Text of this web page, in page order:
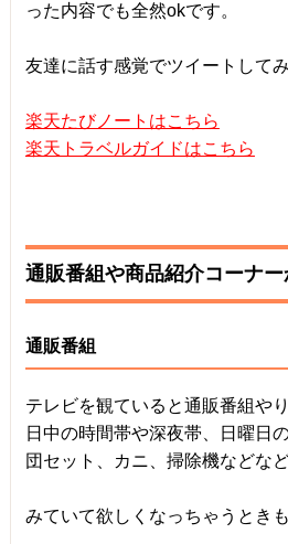
った内容でも全然okです。
友達に話す感覚でツイートしてみ
楽天たびノートはこちら
楽天トラベルガイドはこちら
通販番組や商品紹介コーナー
通販番組
テレビを観ていると通販番組や
日中の時間帯や深夜帯、日曜日
団セット、カニ、掃除機などな
みていて欲しくなっちゃうとき